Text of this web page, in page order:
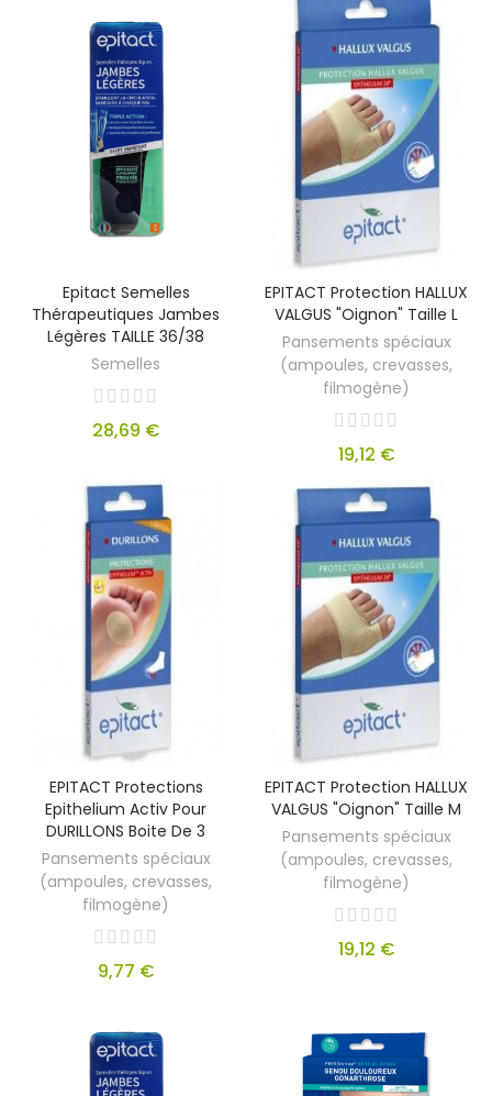
Epitact Semelles
Thérapeutiques Jambes
Légères TAILLE 36/38
Semelles
28,69 €
EPITACT Protection HALLUX
VALGUS "oignon" Taille L
Pansements spéciaux
(ampoules, crevasses,
filmogène)
19,12 €
EPITACT Protections
Epithelium Activ Pour
DURILLONS Boite De 3
Pansements spéciaux
(ampoules, crevasses,
filmogène)
9,77 €
EPITACT Protection HALLUX
VALGUS "oignon" Taille M
Pansements spéciaux
(ampoules, crevasses,
filmogène)
19,12 €